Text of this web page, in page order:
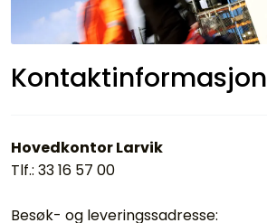
Kontaktinformasjon
Hovedkontor Larvik
Tlf.: 33 16 57 00
Besøk- og leveringssadresse:
Prosess
Kalibratorer
Termografi